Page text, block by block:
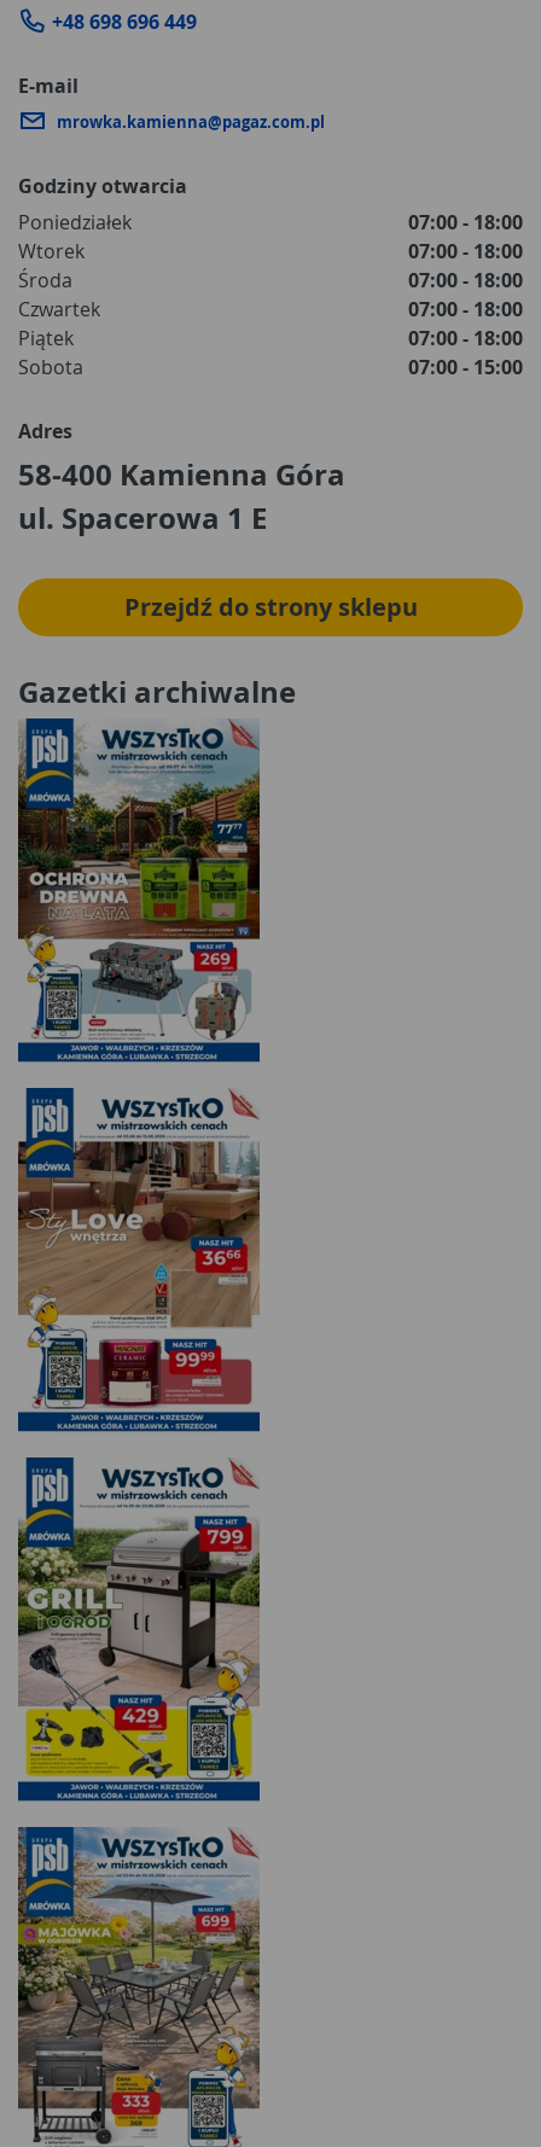
+48 698 696 449
E-mail
mrowka.kamienna@pagaz.com.pl
Godziny otwarcia
Poniedziałek
07:00 - 18:00
Wtorek
07:00 - 18:00
Środa
07:00 - 18:00
Czwartek
07:00 - 18:00
Piątek
07:00 - 18:00
Sobota
07:00 - 15:00
Adres
58-400 Kamienna Góra
ul. Spacerowa 1 E
Przejdź do strony sklepu
Gazetki archiwalne